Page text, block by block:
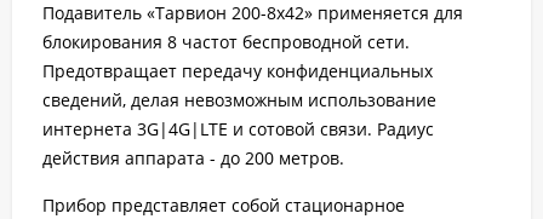
Подавитель «Тарвион 200-8х42» применяется для
блокирования 8 частот беспроводной сети.
Предотвращает передачу конфиденциальных
сведений, делая невозможным использование
интернета 3G|4G|LTE и сотовой связи. Радиус
действия аппарата - до 200 метров.
Прибор представляет собой стационарное